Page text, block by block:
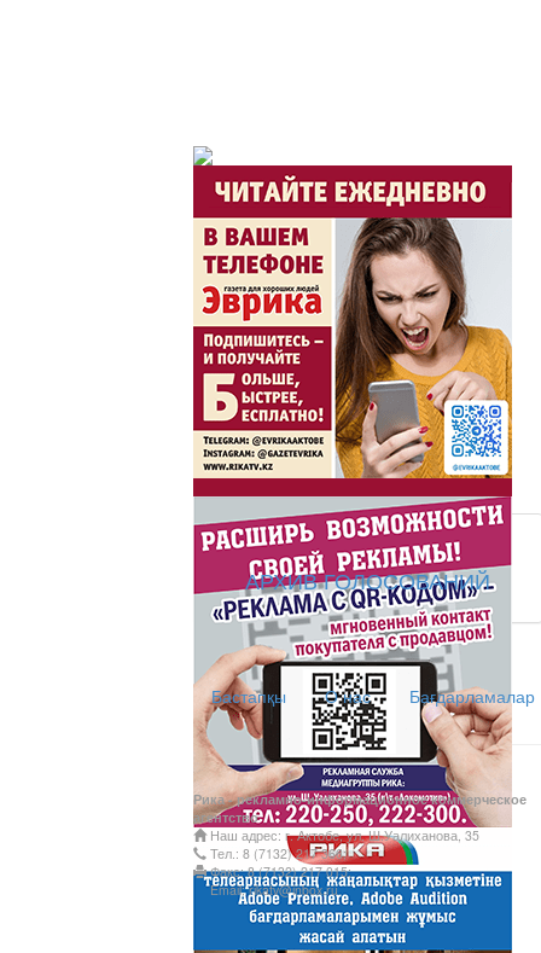
Скажем НЕТ
Жаңа әліпбиді бірге
Жаңа әліпбиді бірге
Латын әліпбиі -
Ты прекрасна! С
АНТИХАЙП
Хайп – это шумиха,
телезрителями и
Деловые новости
Обзор событий деловой
Казахстана.
Құмсағат
"Құмсағат" - апта бойы
Только факты
АРХИВ ГОЛОСОВАНИЙ
Бастапқы О нас Бағдарламалар
Рика - рекламно-информационное коммерческое
агентство
Наш адрес: г. Актобе, ул. Ш.Уалиханова, 35
Тел.: 8 (7132) 217 366;
Факс: 8 (7132) 217 015;
Email: rikatv@inbox.ru